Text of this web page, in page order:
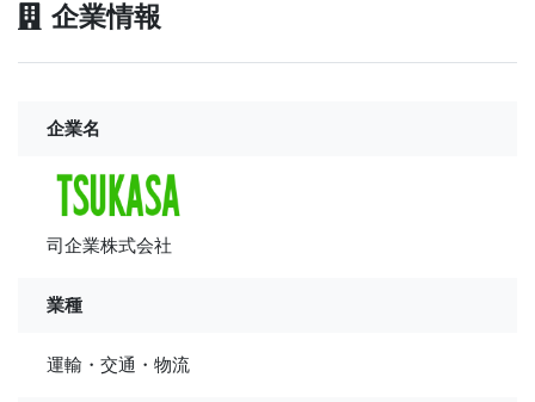
企業情報
企業名
司企業株式会社
業種
運輸・交通・物流